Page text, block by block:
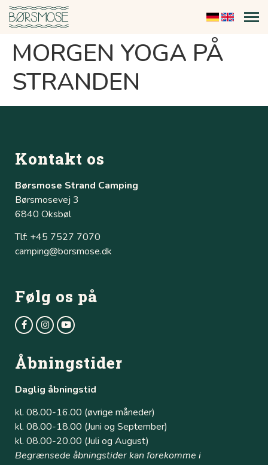
MORGEN YOGA PÅ
STRANDEN
Kontakt os
Børsmose Strand Camping
Børsmosevej 3
6840 Oksbøl
Tlf: +45 7527 7070
camping@borsmose.dk
Følg os på
Åbningstider
Daglig åbningstid
kl. 08.00-16.00 (øvrige måneder)
kl. 08.00-18.00 (Juni og September)
kl. 08.00-20.00 (Juli og August)
Begrænsede åbningstider kan forekomme i